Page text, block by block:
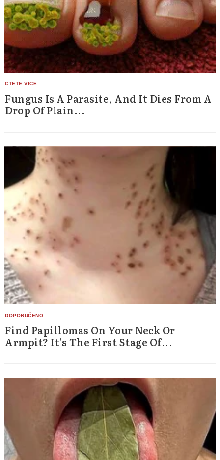
Fungus Is A Parasite, And It Dies From A
Drop Of Plain...
Find Papillomas On Your Neck Or
Armpit? It's The First Stage Of...